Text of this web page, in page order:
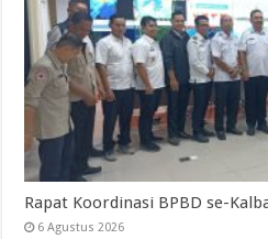
Rapat Koordinasi BPBD se-
6 Agustus 2026